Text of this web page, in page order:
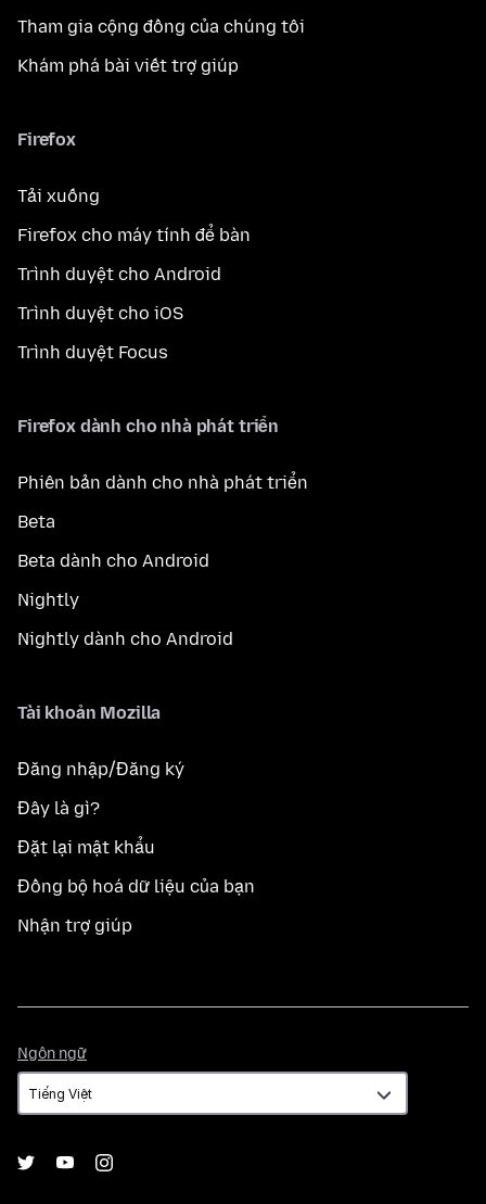
Tham gia cộng đồng của chúng tôi
Khám phá bài viết trợ giúp
Firefox
Tải xuống
Firefox cho máy tính để bàn
Trình duyệt cho Android
Trình duyệt cho iOS
Trình duyệt Focus
Firefox dành cho nhà phát triển
Phiên bản dành cho nhà phát triển
Beta
Beta dành cho Android
Nightly
Nightly dành cho Android
Tài khoản Mozilla
Đăng nhập/Đăng ký
Đây là gì?
Đặt lại mật khẩu
Đồng bộ hoá dữ liệu của bạn
Nhận trợ giúp
Ngôn ngữ
ngữ